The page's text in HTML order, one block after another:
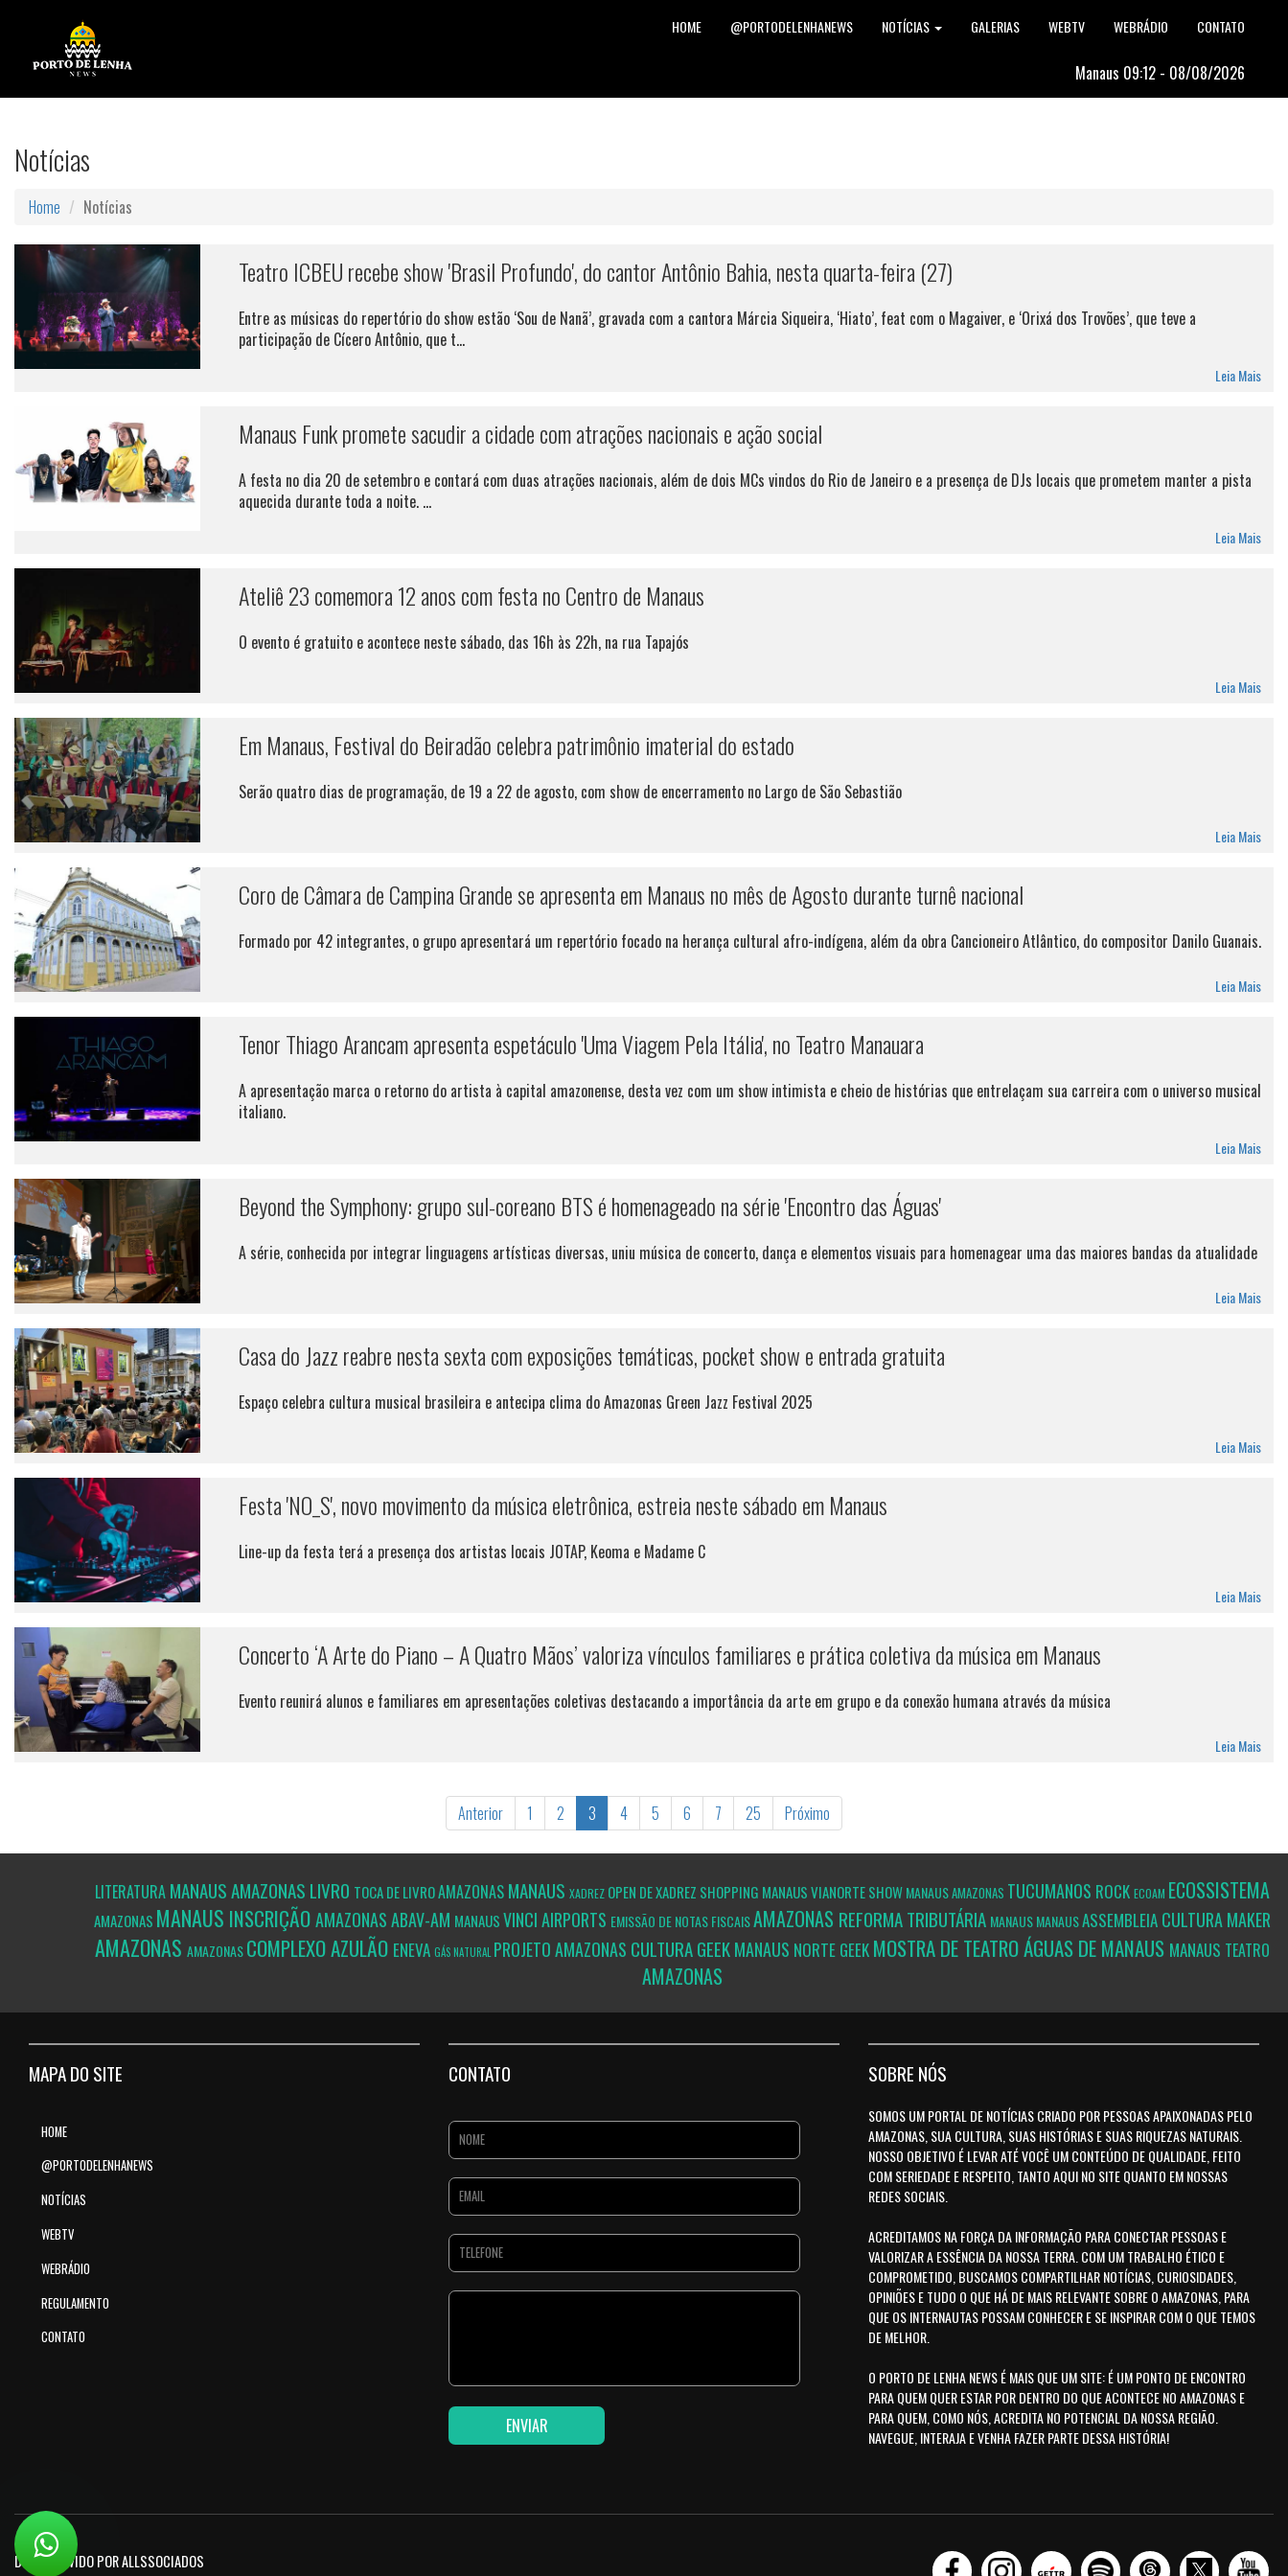
HOME @PORTODELENHANEWS NOTÍCIAS GALERIAS WEBTV WEBRÁDIO CONTATO
Manaus 09:12 - 08/08/2026
Notícias
Home Notícias
Teatro ICBEU recebe show 'Brasil Profundo', do cantor Antônio Bahia, nesta quarta-feira (27)
Entre as músicas do repertório do show estão ‘Sou de Nanã’, gravada com a cantora Márcia Siqueira, ‘Hiato’, feat com o Magaiver, e ‘Orixá dos Trovões’, que teve a
participação de Cícero Antônio, que t...
Leia Mais
Manaus Funk promete sacudir a cidade com atrações nacionais e ação social
A festa no dia 20 de setembro e contará com duas atrações nacionais, além de dois MCs vindos do Rio de Janeiro e a presença de DJs locais que prometem manter a pista
aquecida durante toda a noite. ...
Leia Mais
Ateliê 23 comemora 12 anos com festa no Centro de Manaus
O evento é gratuito e acontece neste sábado, das 16h às 22h, na rua Tapajós
Leia Mais
Em Manaus, Festival do Beiradão celebra patrimônio imaterial do estado
Serão quatro dias de programação, de 19 a 22 de agosto, com show de encerramento no Largo de São Sebastião
Leia Mais
Coro de Câmara de Campina Grande se apresenta em Manaus no mês de Agosto durante turnê nacional
Formado por 42 integrantes, o grupo apresentará um repertório focado na herança cultural afro-indígena, além da obra Cancioneiro Atlântico, do compositor Danilo Guanais.
Leia Mais
Tenor Thiago Arancam apresenta espetáculo 'Uma Viagem Pela Itália', no Teatro Manauara
A apresentação marca o retorno do artista à capital amazonense, desta vez com um show intimista e cheio de histórias que entrelaçam sua carreira com o universo musical
italiano.
Leia Mais
Beyond the Symphony: grupo sul-coreano BTS é homenageado na série 'Encontro das Águas'
A série, conhecida por integrar linguagens artísticas diversas, uniu música de concerto, dança e elementos visuais para homenagear uma das maiores bandas da atualidade
Leia Mais
Casa do Jazz reabre nesta sexta com exposições temáticas, pocket show e entrada gratuita
Espaço celebra cultura musical brasileira e antecipa clima do Amazonas Green Jazz Festival 2025
Leia Mais
Festa 'NO_S', novo movimento da música eletrônica, estreia neste sábado em Manaus
Line-up da festa terá a presença dos artistas locais JOTAP, Keoma e Madame C
Leia Mais
Concerto ‘A Arte do Piano – A Quatro Mãos’ valoriza vínculos familiares e prática coletiva da música em Manaus
Evento reunirá alunos e familiares em apresentações coletivas destacando a importância da arte em grupo e da conexão humana através da música
Leia Mais
Anterior 1 2 3 4 5 6 7 25 Próximo
LITERATURA MANAUSAMAZONAS LIVRO TOCA DE LIVROAMAZONAS MANAUS XADREZ OPEN DE XADREZ SHOPPING MANAUS VIANORTESHOWMANAUSAMAZONAS TUCUMANOS ROCK ECOAM ECOSSISTEMA
AMAZONAS MANAUS INSCRIÇÃOAMAZONASABAV-AM MANAUSVINCI AIRPORTS EMISSÃO DE NOTAS FISCAISAMAZONAS REFORMA TRIBUTÁRIA MANAUSMANAUSASSEMBLEIA CULTURA MAKER
AMAZONAS AMAZONASCOMPLEXO AZULÃO ENEVA GÁS NATURAL PROJETOAMAZONAS CULTURA GEEKMANAUS NORTE GEEK MOSTRA DE TEATRO ÁGUAS DE MANAUS MANAUS TEATRO
AMAZONAS
MAPA DO SITE
HOME
@PORTODELENHANEWS
NOTÍCIAS
WEBTV
WEBRÁDIO
REGULAMENTO
CONTATO
CONTATO SOBRE NÓS
SOMOS UM PORTAL DE NOTÍCIAS CRIADO POR PESSOAS APAIXONADAS PELO
AMAZONAS, SUA CULTURA, SUAS HISTÓRIAS E SUAS RIQUEZAS NATURAIS.
NOSSO OBJETIVO É LEVAR ATÉ VOCÊ UM CONTEÚDO DE QUALIDADE, FEITO
COM SERIEDADE E RESPEITO, TANTO AQUI NO SITE QUANTO EM NOSSAS
REDES SOCIAIS.
ACREDITAMOS NA FORÇA DA INFORMAÇÃO PARA CONECTAR PESSOAS E
VALORIZAR A ESSÊNCIA DA NOSSA TERRA. COM UM TRABALHO ÉTICO E
COMPROMETIDO, BUSCAMOS COMPARTILHAR NOTÍCIAS, CURIOSIDADES,
OPINIÕES E TUDO O QUE HÁ DE MAIS RELEVANTE SOBRE O AMAZONAS, PARA
QUE OS INTERNAUTAS POSSAM CONHECER E SE INSPIRAR COM O QUE TEMOS
DE MELHOR.
O PORTO DE LENHA NEWS É MAIS QUE UM SITE: É UM PONTO DE ENCONTRO
PARA QUEM QUER ESTAR POR DENTRO DO QUE ACONTECE NO AMAZONAS E
PARA QUEM, COMO NÓS, ACREDITA NO POTENCIAL DA NOSSA REGIÃO.
NAVEGUE, INTERAJA E VENHA FAZER PARTE DESSA HISTÓRIA!
DESENVOLVIDO POR ALLSSOCIADOS